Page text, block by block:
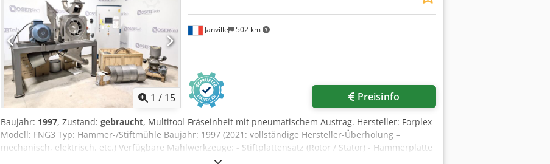
1 / 15
Janville 502 km
Preisinfo
Baujahr: 1997, Zustand: gebraucht, Multitool-Fräseinheit mit pneumatischem Austrag. Hersteller: Forplex
Modell: FNG3 Typ: Hammer-/Stiftmühle Baujahr: 1997 (2021: vollständige Hersteller-Überholung –
mechanisch, elektrisch, etc.) Verfügbare Mahlwerkzeuge: - Stiftplattensatz (Rotor / Stator) - Hammerplatte
+ Siebringbaugruppe - Messerplatte + Siebringbaugruppe Leistung: 100 bis 3000 kg/h Motorleistung: 45